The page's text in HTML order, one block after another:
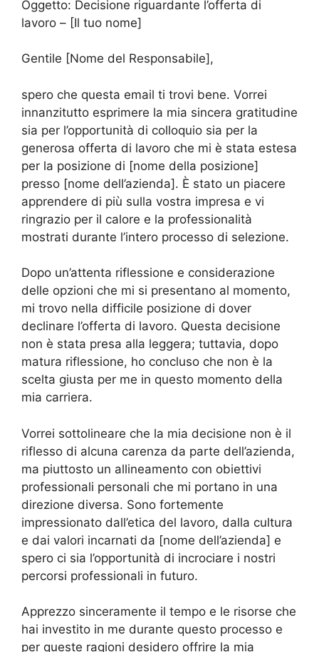
Oggetto: Decisione riguardante l’offerta di
lavoro – [Il tuo nome]
Gentile [Nome del Responsabile],
spero che questa email ti trovi bene. Vorrei
innanzitutto esprimere la mia sincera gratitudine
sia per l’opportunità di colloquio sia per la
generosa offerta di lavoro che mi è stata estesa
per la posizione di [nome della posizione]
presso [nome dell’azienda]. È stato un piacere
apprendere di più sulla vostra impresa e vi
ringrazio per il calore e la professionalità
mostrati durante l’intero processo di selezione.
Dopo un’attenta riflessione e considerazione
delle opzioni che mi si presentano al momento,
mi trovo nella difficile posizione di dover
declinare l’offerta di lavoro. Questa decisione
non è stata presa alla leggera; tuttavia, dopo
matura riflessione, ho concluso che non è la
scelta giusta per me in questo momento della
mia carriera.
Vorrei sottolineare che la mia decisione non è il
riflesso di alcuna carenza da parte dell’azienda,
ma piuttosto un allineamento con obiettivi
professionali personali che mi portano in una
direzione diversa. Sono fortemente
impressionato dall’etica del lavoro, dalla cultura
e dai valori incarnati da [nome dell’azienda] e
spero ci sia l’opportunità di incrociare i nostri
percorsi professionali in futuro.
Apprezzo sinceramente il tempo e le risorse che
hai investito in me durante questo processo e
per queste ragioni desidero offrire la mia